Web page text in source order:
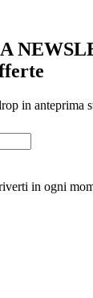
in anteprima
in ogni